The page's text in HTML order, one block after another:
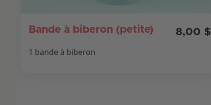
Bande à biberon (petite)
8,00 $
1 bande à biberon